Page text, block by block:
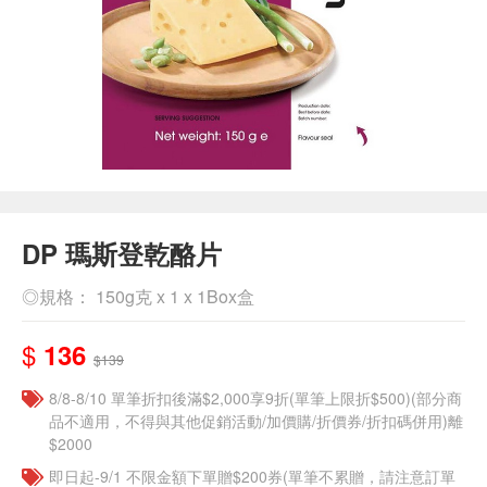
DP 瑪斯登乾酪片
◎規格： 150g克 x 1 x 1Box盒
$ 136 $139
8/8-8/10 單筆折扣後滿$2,000享9折(單筆上限折$500)(部分商
品不適用，不得與其他促銷活動/加價購/折價券/折扣碼併用)離
$2000
即日起-9/1 不限金額下單贈$200券(單筆不累贈，請注意訂單